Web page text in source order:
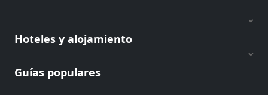
Deportivo
Shows
Hoteles y alojamiento
Guías populares